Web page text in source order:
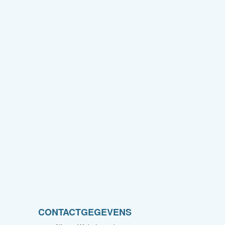
CONTACTGEGEVENS